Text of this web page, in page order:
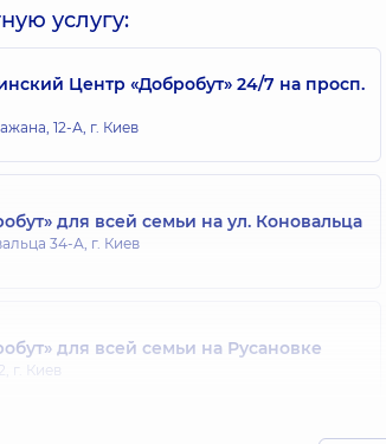
услугу:
Центр «Добробут» 24/7 на просп.
12-А, г. Киев
для всей семьи на ул. Коновальца
34-А, г. Киев
для всей семьи на Русановке
г. Киев